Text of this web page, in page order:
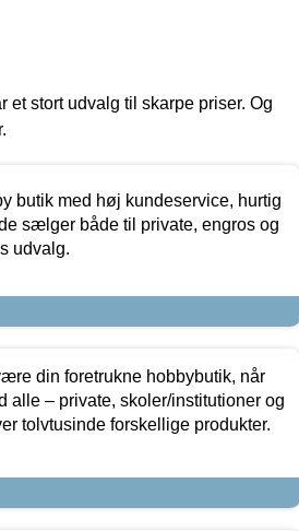
et stort udvalg til skarpe priser. Og
butik med høj kundeservice, hurtig
sælger både til private, engros og
udvalg.
din foretrukne hobbybutik, når
alle – private, skoler/institutioner og
tolvtusinde forskellige produkter.